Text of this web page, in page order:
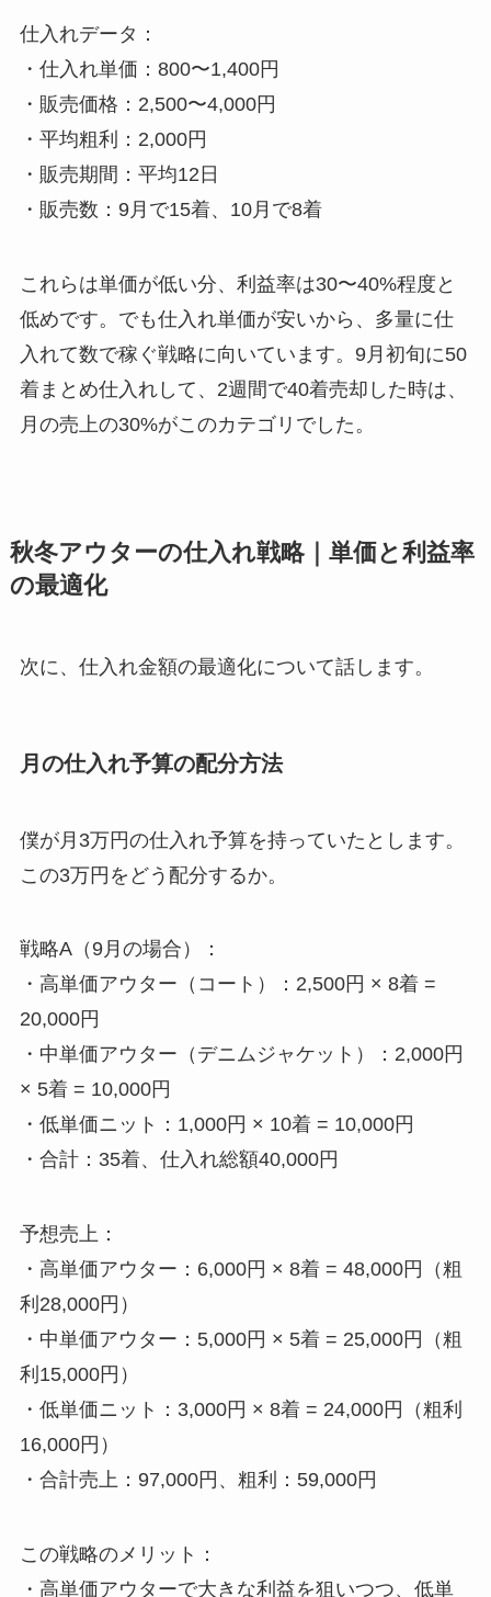
仕入れデータ：
・仕入れ単価：800〜1,400円
・販売価格：2,500〜4,000円
・平均粗利：2,000円
・販売期間：平均12日
・販売数：9月で15着、10月で8着
これらは単価が低い分、利益率は30〜40%程度と
低めです。でも仕入れ単価が安いから、多量に仕
入れて数で稼ぐ戦略に向いています。9月初旬に50
着まとめ仕入れして、2週間で40着売却した時は、
月の売上の30%がこのカテゴリでした。
秋冬アウターの仕入れ戦略｜単価と利益率
の最適化
次に、仕入れ金額の最適化について話します。
月の仕入れ予算の配分方法
僕が月3万円の仕入れ予算を持っていたとします。
この3万円をどう配分するか。
戦略A（9月の場合）：
・高単価アウター（コート）：2,500円 × 8着 =
20,000円
・中単価アウター（デニムジャケット）：2,000円
× 5着 = 10,000円
・低単価ニット：1,000円 × 10着 = 10,000円
・合計：35着、仕入れ総額40,000円
予想売上：
・高単価アウター：6,000円 × 8着 = 48,000円（粗
利28,000円）
・中単価アウター：5,000円 × 5着 = 25,000円（粗
利15,000円）
・低単価ニット：3,000円 × 8着 = 24,000円（粗利
16,000円）
・合計売上：97,000円、粗利：59,000円
この戦略のメリット：
・高単価アウターで大きな利益を狙いつつ、低単